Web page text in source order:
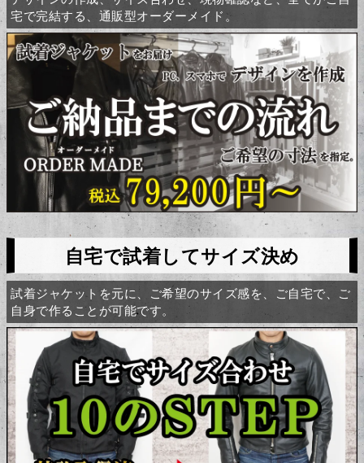
宅で完結する、通販型オーダーメイド。
自宅で試着してサイズ決め
試着ジャケットを元に、ご希望のサイズ感を、ご自宅で、ご
自身で作ることが可能です。